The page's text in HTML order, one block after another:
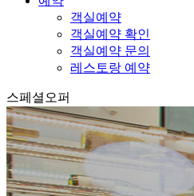
객실예약
객실예약 확인
객실예약 문의
레스토랑 예약
스페셜오퍼